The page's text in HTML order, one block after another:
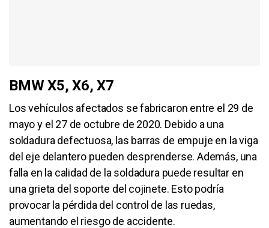
BMW X5, X6, X7
Los vehículos afectados se fabricaron entre el 29 de
mayo y el 27 de octubre de 2020. Debido a una
soldadura defectuosa, las barras de empuje en la viga
del eje delantero pueden desprenderse. Además, una
falla en la calidad de la soldadura puede resultar en
una grieta del soporte del cojinete. Esto podría
provocar la pérdida del control de las ruedas,
aumentando el riesgo de accidente.